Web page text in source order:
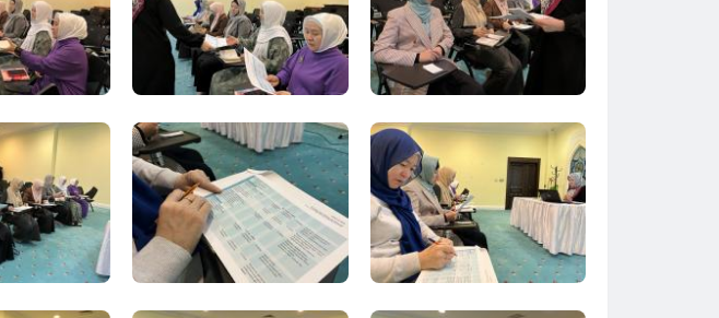
Талдыкорган
Тараз
Туркестан
Уральск
Усть-Каменогорск
Шымкент